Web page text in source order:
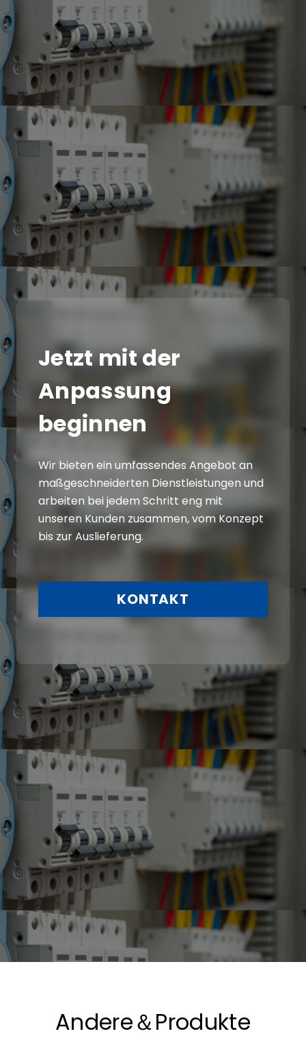
Jetzt mit der
Anpassung
beginnen
Wir bieten ein umfassendes Angebot an
maßgeschneiderten Dienstleistungen und
arbeiten bei jedem Schritt eng mit
unseren Kunden zusammen, vom Konzept
bis zur Auslieferung.
KONTAKT
Andere＆Produkte